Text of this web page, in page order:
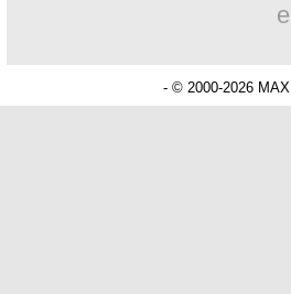
- © 2000-2026